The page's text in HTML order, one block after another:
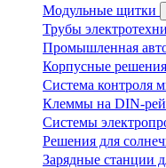
Модульные щитки
Трубы
Промышленная
Корпусные
Система контроля
Клеммы на DIN-
Системы
Решения для
Зарядные станции